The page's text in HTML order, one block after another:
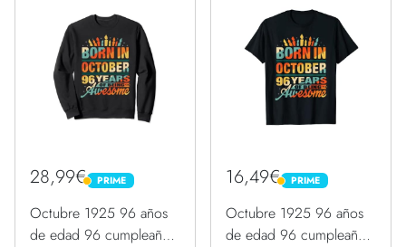
28,99€ PRIME
PRIME
Octubre 1925 96 años
de edad 96 cumpleaños
16,49€ PRIME
PRIME
Octubre 1925 96 años
de edad 96 cumpleaños